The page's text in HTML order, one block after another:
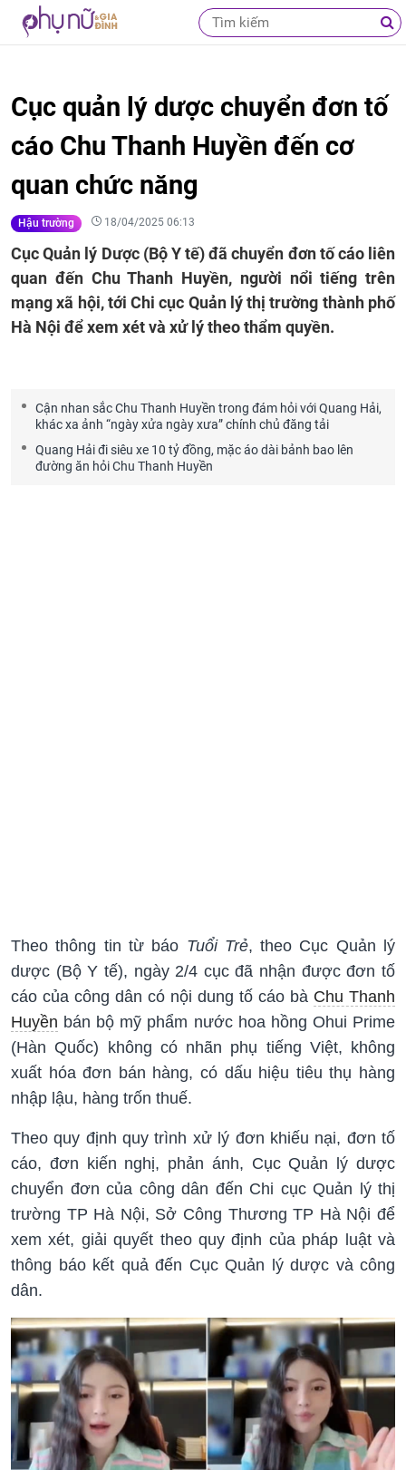
Cục quản lý dược chuyển đơn tố
cáo Chu Thanh Huyền đến cơ
quan chức năng
Hậu trường 18/04/2025 06:13
Cục Quản lý Dược (Bộ Y tế) đã chuyển đơn tố cáo liên
quan đến Chu Thanh Huyền, người nổi tiếng trên
mạng xã hội, tới Chi cục Quản lý thị trường thành phố
Hà Nội để xem xét và xử lý theo thẩm quyền.
Cận nhan sắc Chu Thanh Huyền trong đám hỏi với Quang Hải,
khác xa ảnh “ngày xửa ngày xưa” chính chủ đăng tải
Quang Hải đi siêu xe 10 tỷ đồng, mặc áo dài bảnh bao lên
đường ăn hỏi Chu Thanh Huyền
Theo thông tin từ báo Tuổi Trẻ, theo Cục Quản lý
dược (Bộ Y tế), ngày 2/4 cục đã nhận được đơn tố
cáo của công dân có nội dung tố cáo bà Chu Thanh
Huyền bán bộ mỹ phẩm nước hoa hồng Ohui Prime
(Hàn Quốc) không có nhãn phụ tiếng Việt, không
xuất hóa đơn bán hàng, có dấu hiệu tiêu thụ hàng
nhập lậu, hàng trốn thuế.
Theo quy định quy trình xử lý đơn khiếu nại, đơn tố
cáo, đơn kiến nghị, phản ánh, Cục Quản lý dược
chuyển đơn của công dân đến Chi cục Quản lý thị
trường TP Hà Nội, Sở Công Thương TP Hà Nội để
xem xét, giải quyết theo quy định của pháp luật và
thông báo kết quả đến Cục Quản lý dược và công
dân.